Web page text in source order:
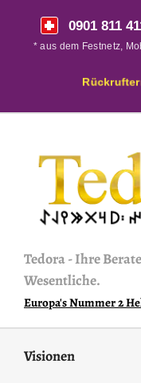
0901 811
* aus dem Festnetz,
Tedora-Ihre
Wesentliche.
Europa's Nummer 2
Visionen